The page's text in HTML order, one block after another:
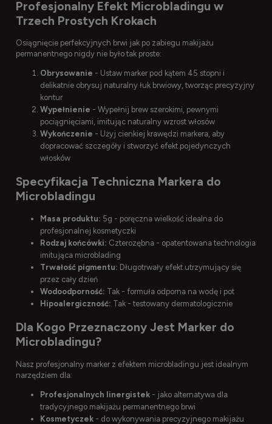
Profesjonalny Efekt Microbladingu w
Trzech Prostych Krokach
Osiągnięcie perfekcyjnych brwi jak po zabiegu makijażu
permanentnego nigdy nie było tak proste:
Obrysowanie - Ustaw marker pod kątem 45 stopni i
delikatnie obrysuj naturalny łuk brwiowy, tworząc precyzyjny
kontur
Wypełnienie - Wypełnij brew szerokimi, pewnymi
pociągnięciami, imitując naturalny wzrost włosów
Wykończenie - Użyj cienkiej krawędzi markera, aby
dopracować szczegóły i stworzyć efekt pojedynczych
włosków
Specyfikacja Techniczna Markera do
Microbladingu
Masa produktu: 5g - poręczna wielkość idealna do
profesjonalnej kosmetyczki
Rodzaj końcówki: Czterozębna - opatentowana technologia
imitująca microblading
Trwałość pigmentu: Długotrwały efekt utrzymujący się
przez cały dzień
Wodoodporność: Tak - formuła odporna na wodę i pot
Hipoalergiczność: Tak - testowany dermatologicznie
Dla Kogo Przeznaczony Jest Marker do
Microbladingu?
Nasz profesjonalny marker z efektem microbladingu jest idealnym
narzędziem dla:
Profesjonalnych linergistek - jako alternatywa dla
tradycyjnego makijażu permanentnego brwi
Kosmetyczek - do wykonywania precyzyjnego makijażu